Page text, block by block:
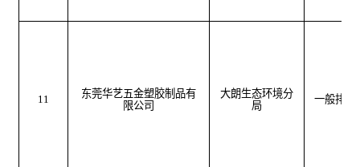
11
东莞华艺五金塑胶制品有
限公司
大朗生态环境分
局
一般排污